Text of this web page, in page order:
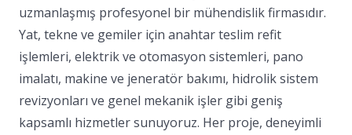
uzmanlaşmış profesyonel bir mühendislik firmasıdır.
Yat, tekne ve gemiler için anahtar teslim refit
işlemleri, elektrik ve otomasyon sistemleri, pano
imalatı, makine ve jeneratör bakımı, hidrolik sistem
revizyonları ve genel mekanik işler gibi geniş
kapsamlı hizmetler sunuyoruz. Her proje, deneyimli